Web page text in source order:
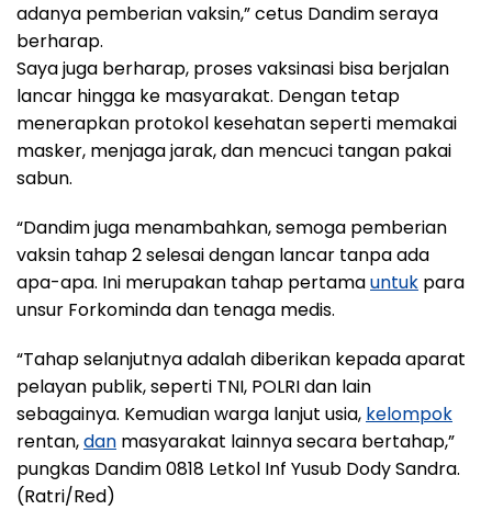
adanya pemberian vaksin,” cetus Dandim seraya
berharap.
Saya juga berharap, proses vaksinasi bisa berjalan
lancar hingga ke masyarakat. Dengan tetap
menerapkan protokol kesehatan seperti memakai
masker, menjaga jarak, dan mencuci tangan pakai
sabun.
“Dandim juga menambahkan, semoga pemberian
vaksin tahap 2 selesai dengan lancar tanpa ada
apa-apa. Ini merupakan tahap pertamauntuk para
unsur Forkominda dan tenaga medis.
“Tahap selanjutnya adalah diberikan kepada aparat
pelayan publik, seperti TNI, POLRI dan lain
sebagainya. Kemudian warga lanjut usia, kelompok
rentan,dan masyarakat lainnya secara bertahap,”
pungkas Dandim 0818 Letkol Inf Yusub Dody Sandra.
(Ratri/Red)